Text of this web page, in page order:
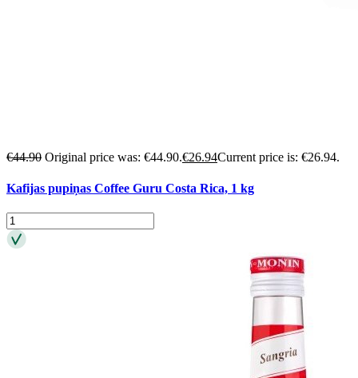
€44.90 Original price was: €44.90.€26.94Current price is: €26.94.
Kafijas pupiņas Coffee Guru Costa Rica, 1 kg